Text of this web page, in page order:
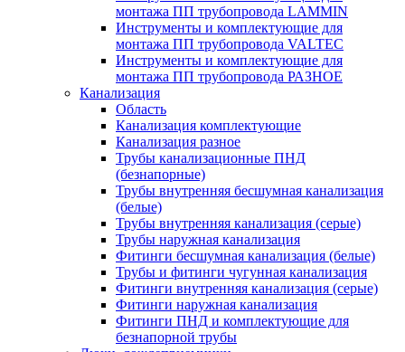
монтажа ПП трубопровода LAMMIN
Инструменты и комплектующие для
монтажа ПП трубопровода VALTEC
Инструменты и комплектующие для
монтажа ПП трубопровода РАЗНОЕ
Канализация
Область
Канализация комплектующие
Канализация разное
Трубы канализационные ПНД
(безнапорные)
Трубы внутренняя бесшумная канализация
(белые)
Трубы внутренняя канализация (серые)
Трубы наружная канализация
Фитинги бесшумная канализация (белые)
Трубы и фитинги чугунная канализация
Фитинги внутренняя канализация (серые)
Фитинги наружная канализация
Фитинги ПНД и комплектующие для
безнапорной трубы